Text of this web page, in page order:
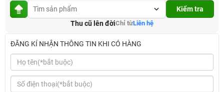
Kiểm tra
Thu cũ lên đờiChỉ từLiên hệ
ĐĂNG KÍ NHẬN THÔNG TIN KHI CÓ HÀNG